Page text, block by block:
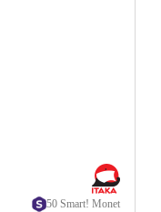
50 Smart! Monet